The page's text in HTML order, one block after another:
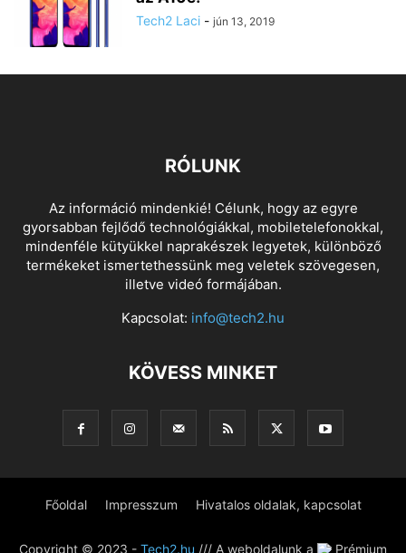
Tech2 Laci - jún 13, 2019
RÓLUNK
Az információ mindenkié! Célunk, hogy az egyre
gyorsabban fejlődő technológiákkal, mobiletelefonokkal,
mindenféle kütyükkel naprakészek legyetek, különböző
termékeket ismertethessünk meg veletek szövegesen,
illetve videó formájában.
Kapcsolat: info@tech2.hu
KÖVESS MINKET
Főoldal Impresszum Hivatalos oldalak, kapcsolat
Copyright © 2023 - Tech2.hu /// A weboldalunk a Prémium